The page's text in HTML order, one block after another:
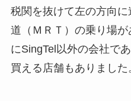
税関を抜けて左の方向
道（ＭＲＴ）の乗り場
にSingTel以外の会社で
買える店舗もありました